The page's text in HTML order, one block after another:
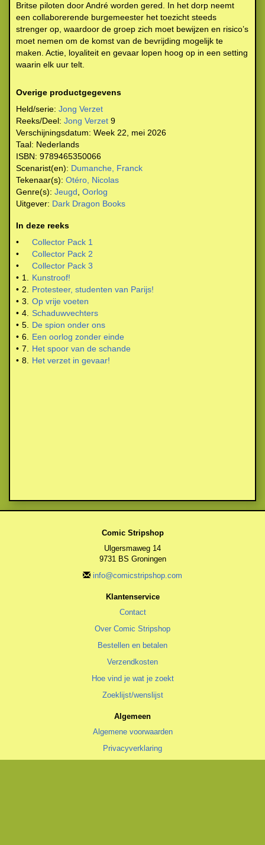
Britse piloten door André worden gered. In het dorp neemt
een collaborerende burgemeester het toezicht steeds
strenger op, waardoor de groep zich moet bewijzen en risico’s
moet nemen om de komst van de bevrijding mogelijk te
maken. Actie, loyaliteit en gevaar lopen hoog op in een setting
waarin elk uur telt.
Overige productgegevens
Held/serie: Jong Verzet
Reeks/Deel: Jong Verzet 9
Verschijningsdatum: Week 22, mei 2026
Taal: Nederlands
ISBN: 9789465350066
Scenarist(en): Dumanche, Franck
Tekenaar(s): Otéro, Nicolas
Genre(s): Jeugd Oorlog
Uitgever: Dark Dragon Books
In deze reeks
•
Collector Pack 1
•
Collector Pack 2
•
Collector Pack 3
• 1.
Kunstroof!
• 2.
Protesteer, studenten van Parijs!
• 3.
Op vrije voeten
• 4.
Schaduwvechters
• 5.
De spion onder ons
• 6.
Een oorlog zonder einde
• 7.
Het spoor van de schande
• 8. Het verzet in gevaar!
Comic Stripshop
Ulgersmaweg 14
9731 BS Groningen
info@comicstripshop.com
Klantenservice
Contact
Over Comic Stripshop
Bestellen en betalen
Verzendkosten
Hoe vind je wat je zoekt
Zoeklijst/wenslijst
Algemeen
Algemene voorwaarden
Privacyverklaring